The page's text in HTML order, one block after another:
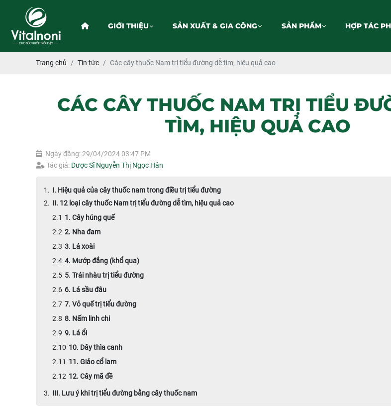
GIỚI THIỆU SẢN XUẤT & GIA CÔNG SẢN PHẨM HỢP TÁC
Trang chủ Tin tức Các cây thuốc Nam trị tiểu đường dễ tìm, hiệu quả cao
CÁC CÂY THUỐC NAM TRỊ TIỂU
TÌM, HIỆU QUẢ CAO
Ngày đăng: 29/04/2024 03:47 PM
Tác giả: Dược Sĩ Nguyễn Thị Ngọc Hân
I. Hiệu quả của cây thuốc nam trong điều trị tiểu đường
II. 12 loại cây thuốc Nam trị tiểu đường dễ tìm, hiệu quả cao
1. Cây húng quế
2. Nha đam
3. Lá xoài
4. Mướp đắng (khổ qua)
5. Trái nhàu trị tiểu đường
6. Lá sầu đâu
7. Vỏ quế trị tiểu đường
8. Nấm linh chi
9. Lá ổi
10. Dây thìa canh
11. Giảo cổ lam
12. Cây mã đề
III. Lưu ý khi trị tiểu đường bằng cây thuốc nam